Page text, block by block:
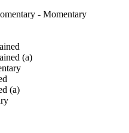
- Momentary
(a)
(a)